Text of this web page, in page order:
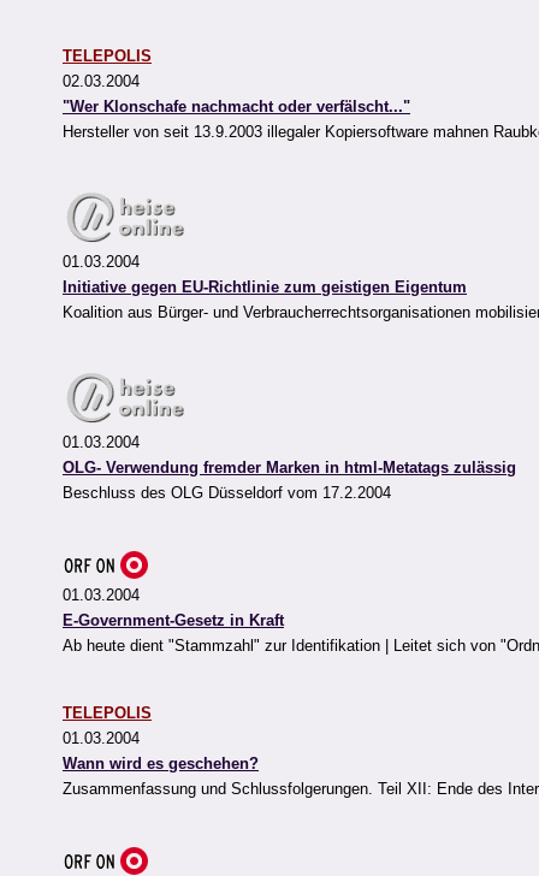
TELEPOLIS
02.03.2004
"Wer Klonschafe nachmacht oder verfälscht..."
Hersteller von seit 13.9.2003 illegaler Kopiersoftware mahnen
01.03.2004
Initiative gegen EU-Richtlinie zum geistigen Eigentum
Koalition aus Bürger- und Verbraucherrechtsorganisationen
01.03.2004
OLG- Verwendung fremder Marken in html-Metatags zulässig
Beschluss des OLG Düsseldorf vom 17.2.2004
01.03.2004
E-Government-Gesetz in Kraft
Ab heute dient "Stammzahl" zur Identifikation | Leitet sich von
TELEPOLIS
01.03.2004
Wann wird es geschehen?
Zusammenfassung und Schlussfolgerungen. Teil XII: Ende des